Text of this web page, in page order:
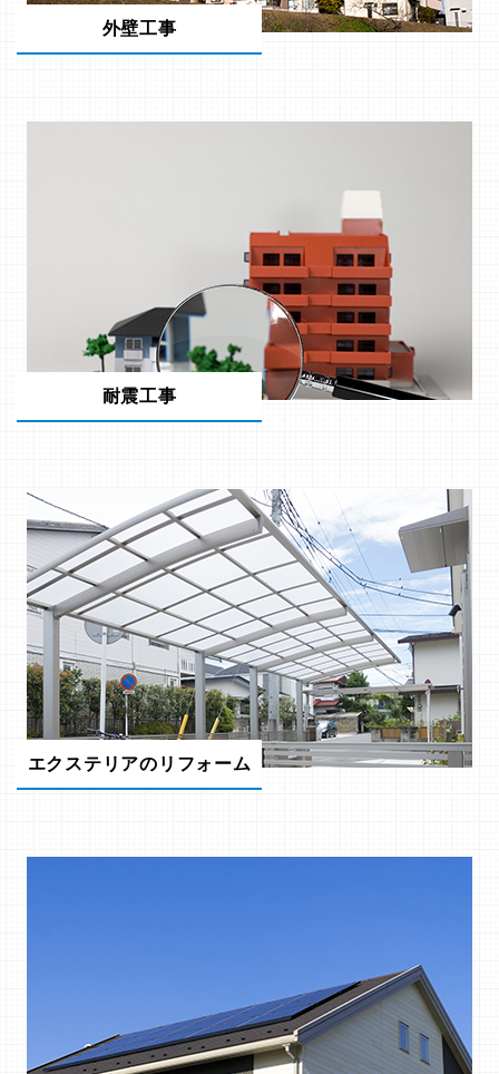
外壁工事
耐震工事
エクステリアのリフォーム